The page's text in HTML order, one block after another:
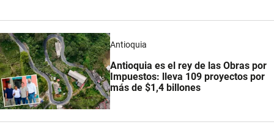
Antioquia
Antioquia es el rey de las Obras por
Impuestos: lleva 109 proyectos por
más de $1,4 billones